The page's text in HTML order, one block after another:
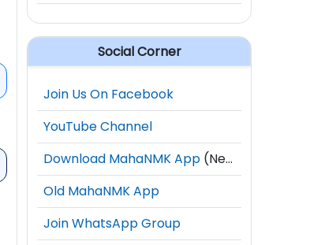
Social Corner
Join Us On Facebook
YouTube Channel
Download MahaNMK App (New)
Old MahaNMK App
Join WhatsApp Group